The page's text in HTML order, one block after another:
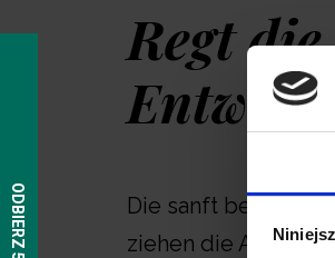
Regt
Die sanft
ziehen die